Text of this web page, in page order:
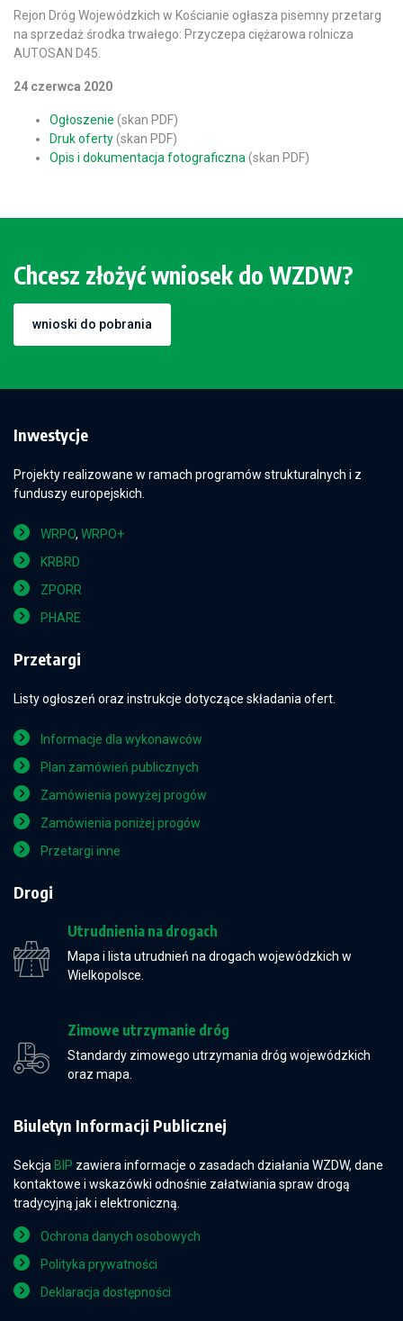
Rejon Dróg Wojewódzkich w Kościanie ogłasza pisemny przetarg
na sprzedaż środka trwałego: Przyczepa ciężarowa rolnicza
AUTOSAN D45.
24 czerwca 2020
Ogłoszenie (skan PDF)
Druk oferty(skan PDF)
Opis i dokumentacja fotograficzna (skan PDF)
Chcesz złożyć wniosek do WZDW?
wnioski do pobrania
Inwestycje
Projekty realizowane w ramach programów strukturalnych i z
funduszy europejskich.
WRPO, WRPO+
KRBRD
ZPORR
PHARE
Przetargi
Listy ogłoszeń oraz instrukcje dotyczące składania ofert.
Informacje dla wykonawców
Plan zamówień publicznych
Zamówienia powyżej progów
Zamówienia poniżej progów
Przetargi inne
Drogi
Utrudnienia na drogach
Mapa i lista utrudnień na drogach wojewódzkich w
Wielkopolsce.
Zimowe utrzymanie dróg
Standardy zimowego utrzymania dróg wojewódzkich
oraz mapa.
Biuletyn Informacji Publicznej
Sekcja BIP zawiera informacje o zasadach działania WZDW, dane
kontaktowe i wskazówki odnośnie załatwiania spraw drogą
tradycyjną jak i elektroniczną.
Ochrona danych osobowych
Polityka prywatności
Deklaracja dostępności